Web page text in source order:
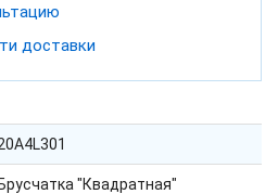
доставки
Брусчатка "Квадратная"